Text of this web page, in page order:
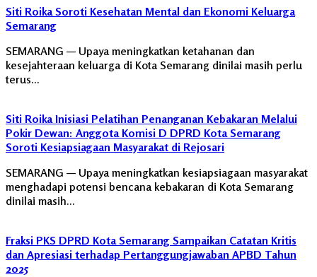
Siti Roika Soroti Kesehatan Mental dan Ekonomi Keluarga
Semarang
SEMARANG — Upaya meningkatkan ketahanan dan
kesejahteraan keluarga di Kota Semarang dinilai masih perlu
terus…
Siti Roika Inisiasi Pelatihan Penanganan Kebakaran Melalui
Pokir Dewan: Anggota Komisi D DPRD Kota Semarang
Soroti Kesiapsiagaan Masyarakat di Rejosari
SEMARANG — Upaya meningkatkan kesiapsiagaan masyarakat
menghadapi potensi bencana kebakaran di Kota Semarang
dinilai masih…
Fraksi PKS DPRD Kota Semarang Sampaikan Catatan Kritis
dan Apresiasi terhadap Pertanggungjawaban APBD Tahun
2025